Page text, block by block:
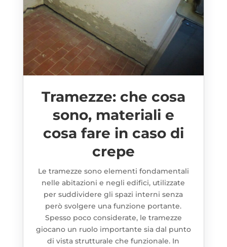
Tramezze: che cosa
sono, materiali e
cosa fare in caso di
crepe
Le tramezze sono elementi fondamentali
nelle abitazioni e negli edifici, utilizzate
per suddividere gli spazi interni senza
però svolgere una funzione portante.
Spesso poco considerate, le tramezze
giocano un ruolo importante sia dal punto
di vista strutturale che funzionale. In